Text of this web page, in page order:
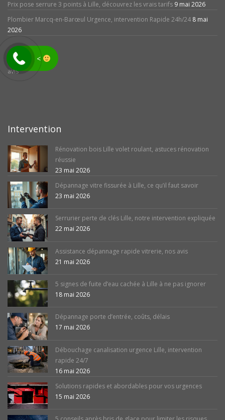
Prix pose serrure 3 points à Lille, découvrez les vrais tarifs 9 mai 2026
Plombier Marcq-en-Barœul Urgence, intervention Rapide 24h/24 8 mai
2026
avis
Intervention
Rénovation bois Lille volet roulant, astuces rénovation
réussie
23 mai 2026
Dépannage vitre fissurée à Lille, ce qu’il faut savoir
23 mai 2026
Serrurier perte de clés Lille, notre intervention expliquée
22 mai 2026
Assistance dépannage rapide vitrerie, nos avis
21 mai 2026
5 signes de fuite d’eau cachée à Lille à ne pas ignorer
18 mai 2026
Dépannage porte d’entrée, coûts, délais
17 mai 2026
Débouchage canalisation urgence Lille, intervention
rapide 24/7
16 mai 2026
Solutions rapides et abordables pour vos urgences
15 mai 2026
<